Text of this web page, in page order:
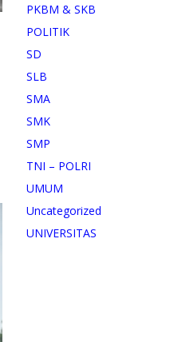
PKBM & SKB
POLITIK
SD
SLB
SMA
SMK
SMP
TNI – POLRI
UMUM
Uncategorized
UNIVERSITAS